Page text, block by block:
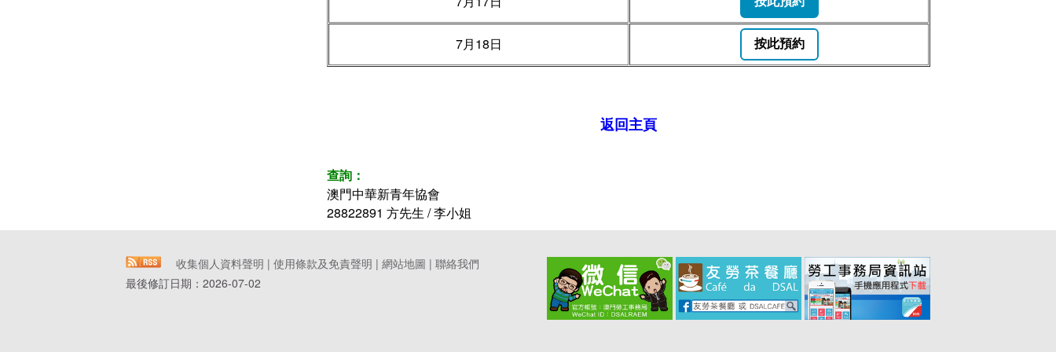
7月18日 按此預約
返回主頁
查詢：
澳門中華新青年協會
28822891 方先生 / 李小姐
收集個人資料聲明 | 使用條款及免責聲明 | 網站地圖 | 聯絡我們
最後修訂日期： 2026-07-02